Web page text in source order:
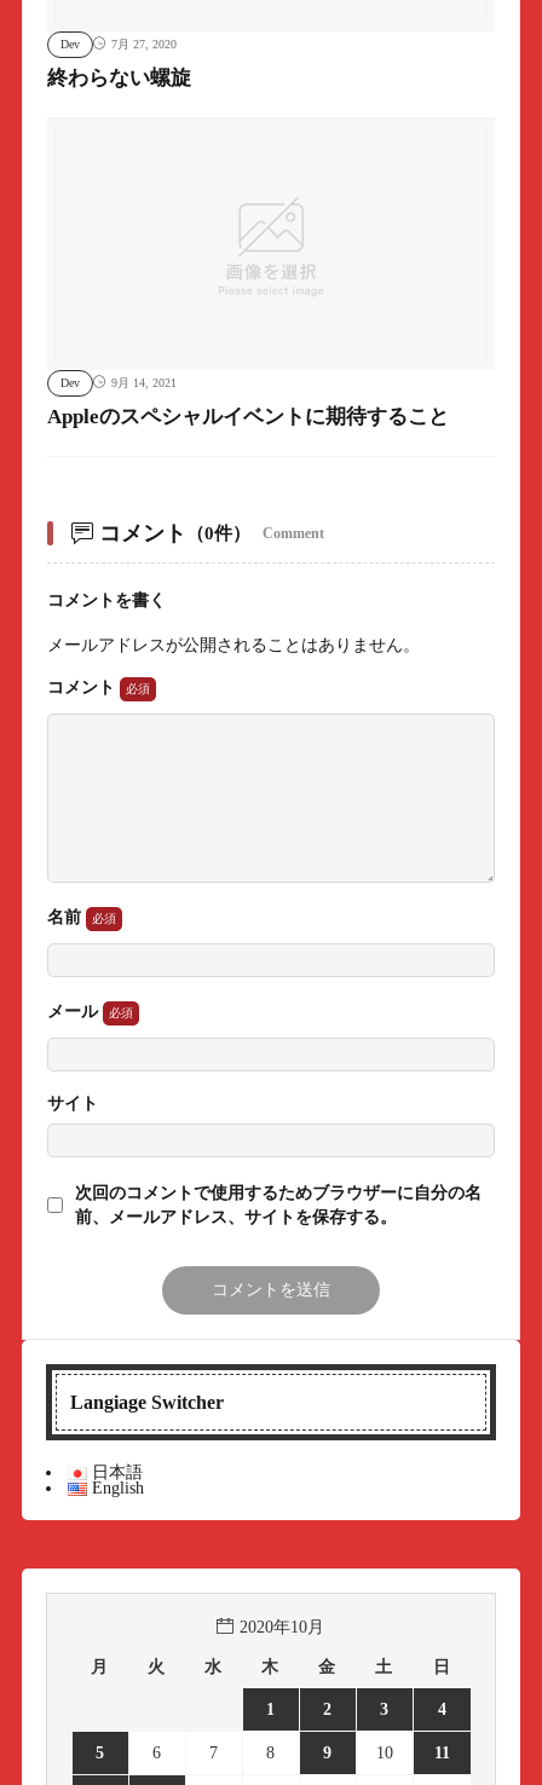
Dev 7月 27, 2020
終わらない螺旋
Dev 9月 14, 2021
Appleのスペシャルイベントに期待すること
コメント （0件） Comment
コメントを書く
メールアドレスが公開されることはありません。
コメント
名前
メール
サイト
次回のコメントで使用するためブラウザーに自分の名
前、メールアドレス、サイトを保存する。
Langiage Switcher
日本語
English
2020年10月
月 火 水 木 金 土 日
1 2 3 4
5 6 7 8 9 10 11